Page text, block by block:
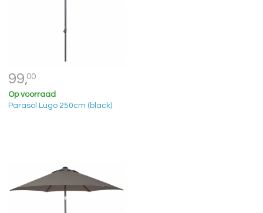
99,00
Op voorraad
Parasol Lugo 250cm (black)